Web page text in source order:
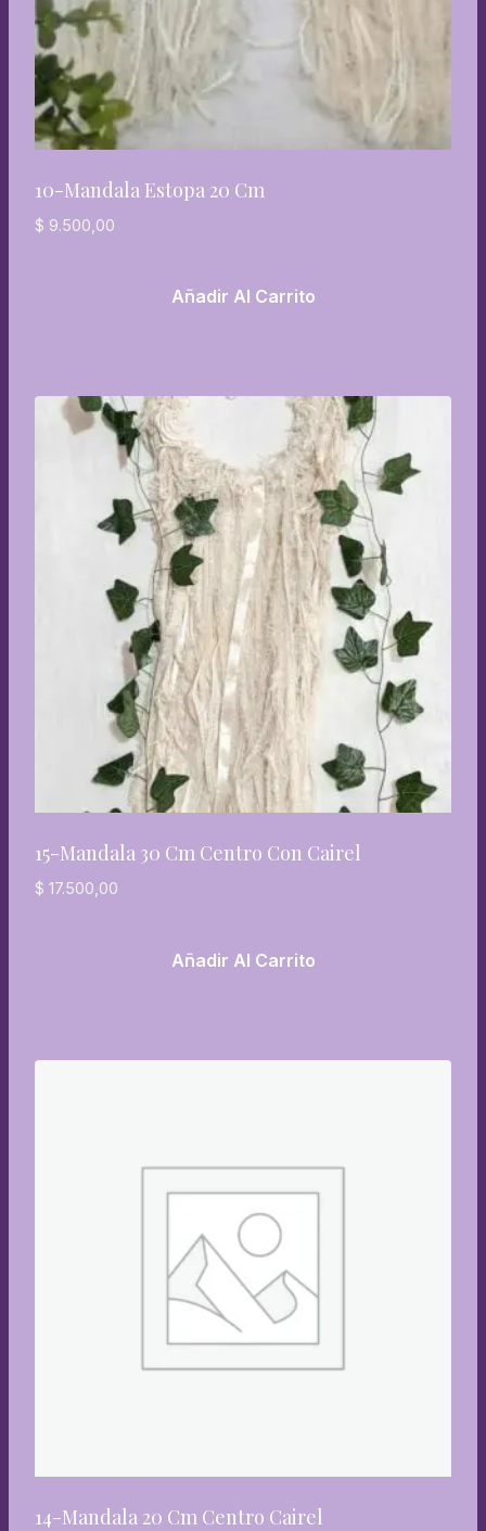
10-Mandala Estopa 20 Cm
$ 9.500,00
Añadir Al Carrito
15-Mandala 30 Cm Centro Con Cairel
$ 17.500,00
Añadir Al Carrito
14-Mandala 20 Cm Centro Cairel